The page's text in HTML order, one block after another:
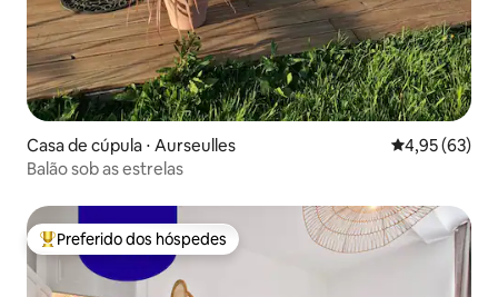
Casa de cúpula ⋅ Aurseulles 4,95 de uma
4,95 (63)
Balão sob as estrelas
Entre os melhores preferidos dos hóspedes
Preferido dos hóspedes